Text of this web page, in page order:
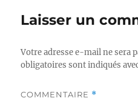
Laisser un
Votre adresse e-mail ne sera
obligatoires sont indiqués
COMMENTAIRE *